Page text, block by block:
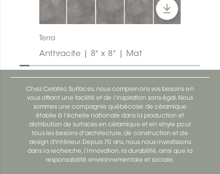
Terra
Anthracite | 8" x 8" | Mat
Chez Ceratec Surfaces, nous comprenons vos besoins en
vous offrant une facilité et de l’inspiration sans égal. Nous
sommes une compagnie québécoise de céramique
établie à l'échelle nationale dans la production et
distribution de surfaces en céramique et en vinyle pour
tous les besoins d'architecture, de construction et de
design d'intérieur. Depuis 70 ans, nous nous investissons
dans la recherche, l’innovation, la durabilité, ainsi que la
responsabilité environnementale et sociale.